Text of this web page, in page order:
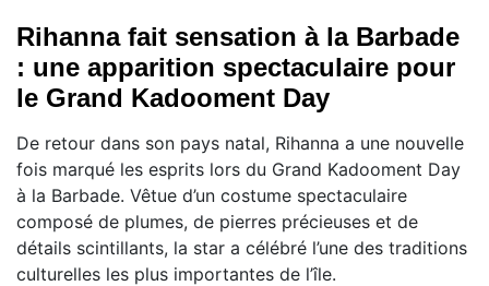
Rihanna fait sensation à la Barbade
: une apparition spectaculaire pour
le Grand Kadooment Day
De retour dans son pays natal, Rihanna a une nouvelle
fois marqué les esprits lors du Grand Kadooment Day
à la Barbade. Vêtue d’un costume spectaculaire
composé de plumes, de pierres précieuses et de
détails scintillants, la star a célébré l’une des traditions
culturelles les plus importantes de l’île.